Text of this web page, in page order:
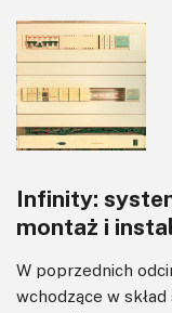
Software
Sterowanie
Transformatory
Tranzystory
Wzmacniacze
Zasilanie
Infinity:
montaż i
W poprzednich
wchodzące w